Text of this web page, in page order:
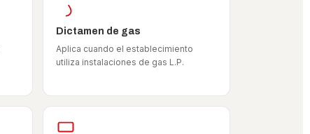
Dictamen de gas
Aplica cuando el establecimiento
utiliza instalaciones de gas L.P.